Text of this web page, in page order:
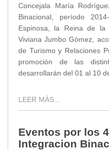
Concejala María
Binacional, período
Espinosa, la Reina de
Viviana Jumbo Gómez,
de Turismo y Relaciones
promoción de las
desarrollarán del 01 al 10
LEER MÁS...
Eventos por los
Integracion